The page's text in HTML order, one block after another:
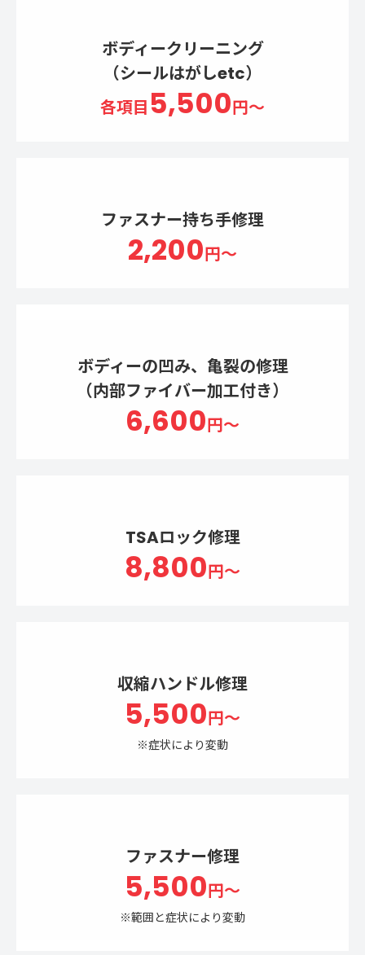
ボディークリーニング
（シールはがしetc）
各項目 5,500円～
ファスナー持ち手修理
2,200円～
ボディーの凹み、亀裂の修理
（内部ファイバー加工付き）
6,600円～
TSAロック修理
8,800円～
収縮ハンドル修理
5,500円～
※症状により変動
ファスナー修理
5,500円～
※範囲と症状により変動